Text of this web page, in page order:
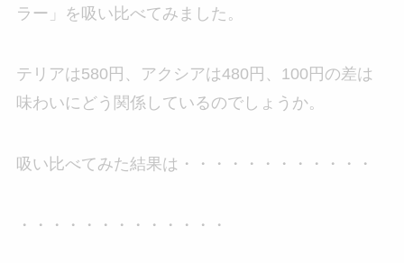
ラー」を吸い比べてみました。
テリアは580円、アクシアは480円、100円の差は
味わいにどう関係しているのでしょうか。
吸い比べてみた結果は・・・・・・・・・・・・
・・・・・・・・・・・・・